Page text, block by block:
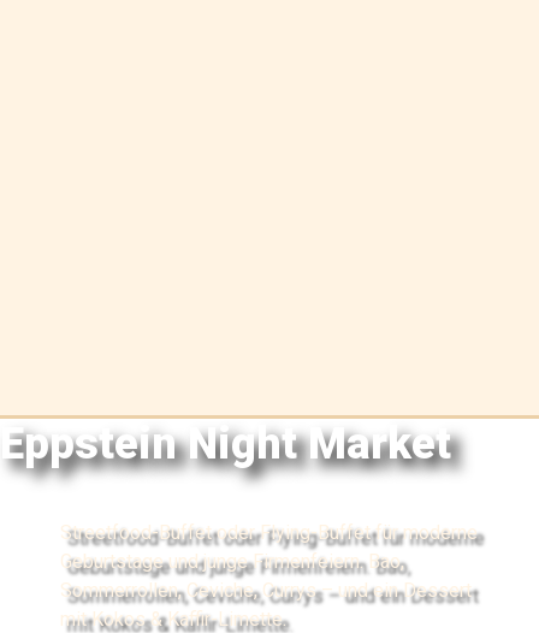
Eppstein Night Market
Streetfood-Buffet oder Flying-Buffet für moderne
Geburtstage und junge Firmenfeiern. Bao,
Sommerrollen, Ceviche, Currys – und ein Dessert
mit Kokos & Kaffir-Limette.